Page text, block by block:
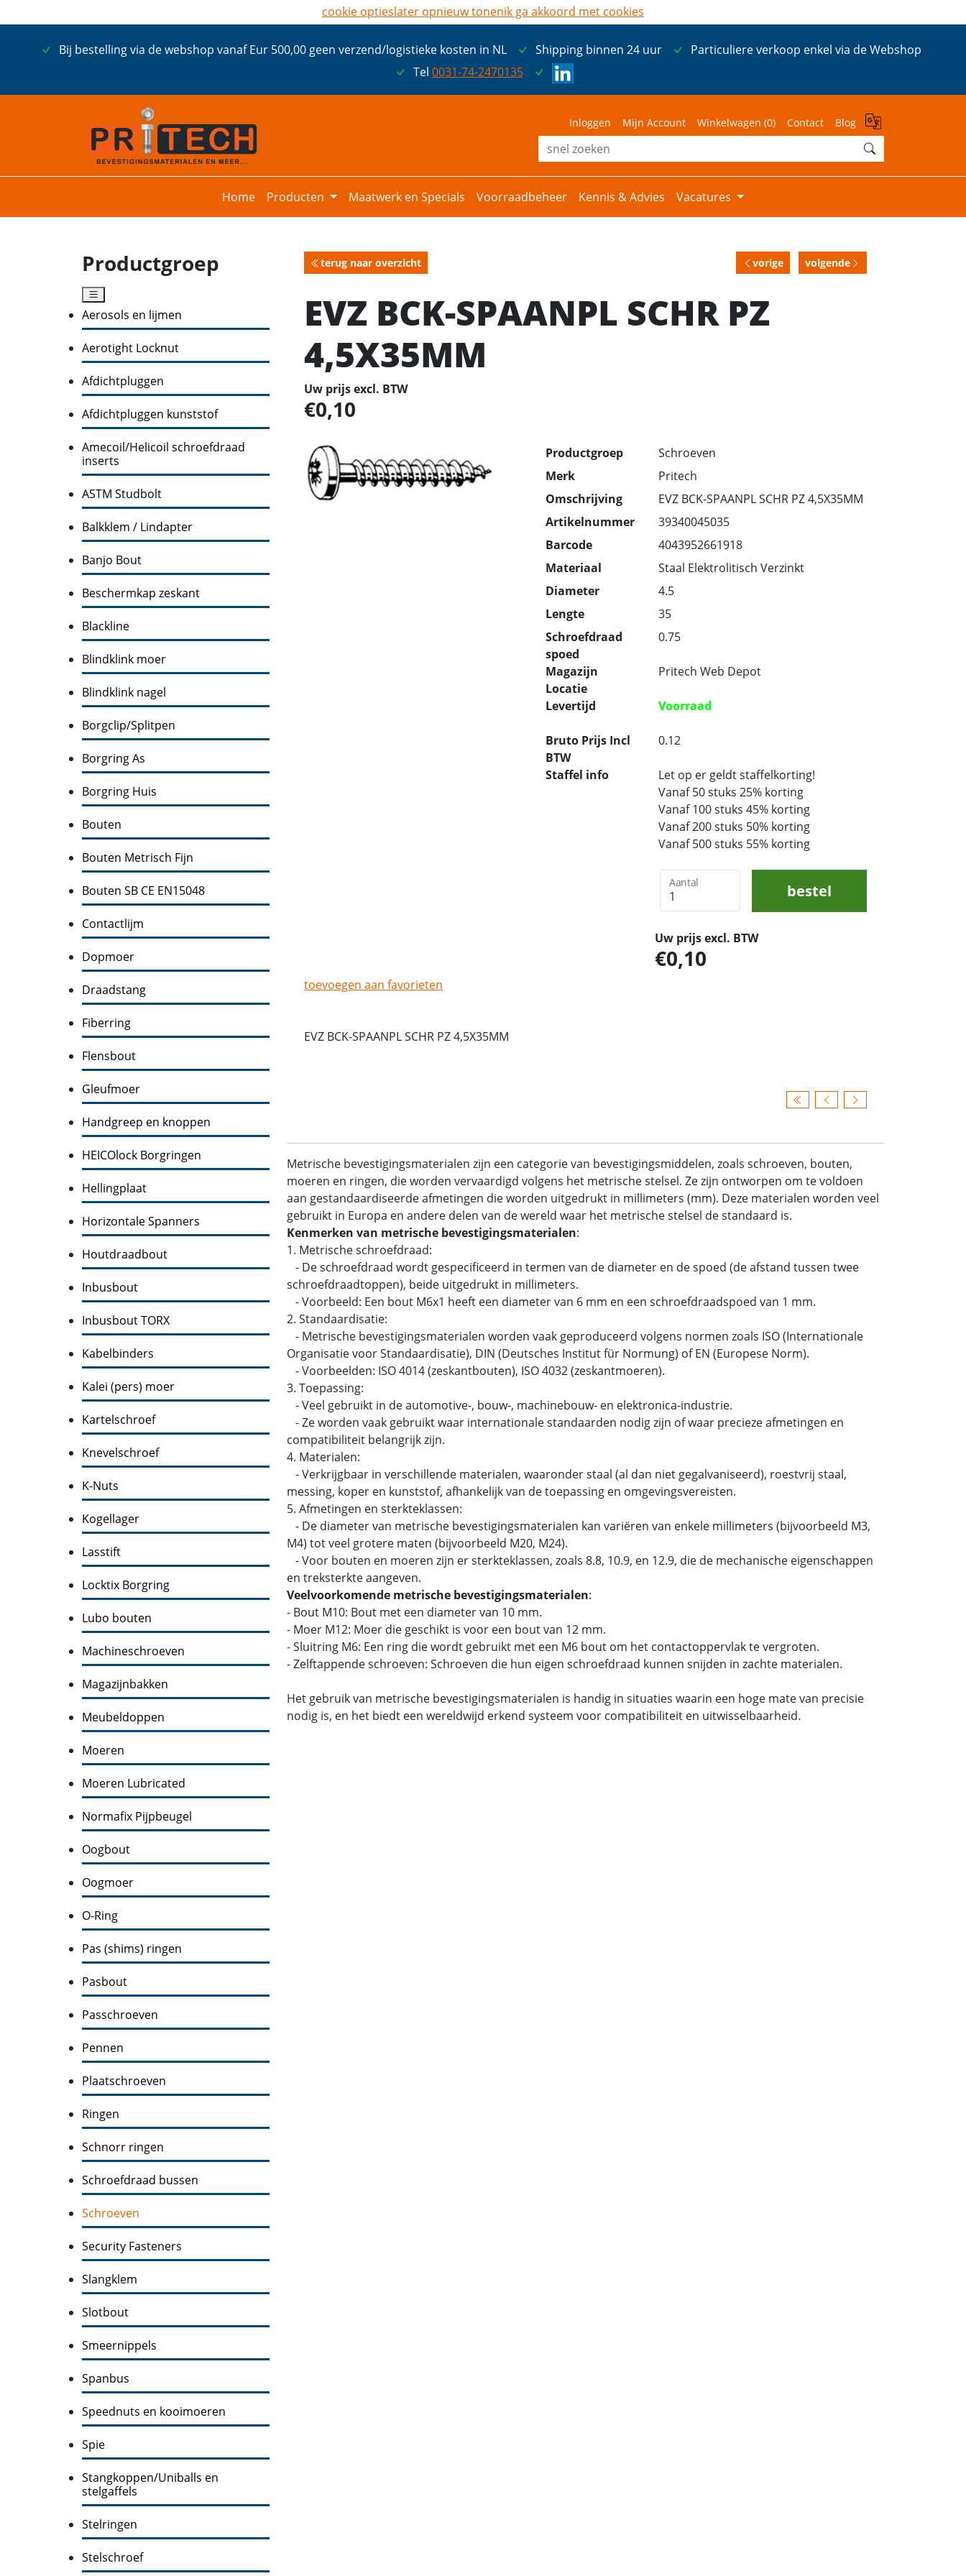
Bij bestelling via de webshop vanaf Eur 500,00 geen verzend/logistieke kosten in NL Shipping binnen 24 uur
Particuliere verkoop enkel via de Webshop
Tel 0031-74-2470135
Inloggen Mijn Account Winkelwagen (0) Contact Blog
Home Producten Maatwerk en Specials Voorraadbeheer Kennis & Advies Vacatures
Productgroep
Aerosols en lijmen
Aerotight Locknut
Afdichtpluggen
Afdichtpluggen kunststof
Amecoil/Helicoil schroefdraad
inserts
ASTM Studbolt
Balkklem / Lindapter
Banjo Bout
Beschermkap zeskant
Blackline
Blindklink moer
Blindklink nagel
Borgclip/Splitpen
Borgring As
Borgring Huis
Bouten
Bouten Metrisch Fijn
Bouten SB CE EN15048
Contactlijm
Dopmoer
Draadstang
Fiberring
Flensbout
Gleufmoer
Handgreep en knoppen
HEICOlock Borgringen
Hellingplaat
Horizontale Spanners
Houtdraadbout
Inbusbout
Inbusbout TORX
Kabelbinders
Kalei (pers) moer
Kartelschroef
Knevelschroef
K-Nuts
Kogellager
Lasstift
Locktix Borgring
Lubo bouten
Machineschroeven
Magazijnbakken
Meubeldoppen
Moeren
Moeren Lubricated
Normafix Pijpbeugel
Oogbout
Oogmoer
O-Ring
Pas (shims) ringen
Pasbout
Passchroeven
Pennen
Plaatschroeven
Ringen
Schnorr ringen
Schroefdraad bussen
Schroeven
Security Fasteners
Slangklem
Slotbout
Smeernippels
Spanbus
Speednuts en kooimoeren
Spie
Stangkoppen/Uniballs en
stelgaffels
Stelringen
Stelschroef
terug naar overzicht vorige volgende
EVZ BCK-SPAANPL SCHR PZ
4,5X35MM
Uw prijs excl. BTW
0,10
Productgroep
Schroeven
Merk
Pritech
Omschrijving
EVZ BCK-SPAANPL SCHR PZ 4,5X35MM
Artikelnummer
39340045035
Barcode
4043952661918
Materiaal
Staal Elektrolitisch Verzinkt
Diameter
4.5
Lengte
35
Schroefdraad
spoed
0.75
Magazijn
Locatie
Pritech Web Depot
Levertijd Voorraad
Bruto Prijs Incl
BTW
0.12
Staffel info
Let op er geldt staffelkorting!
Vanaf 50 stuks 25% korting
Vanaf 100 stuks 45% korting
Vanaf 200 stuks 50% korting
Vanaf 500 stuks 55% korting
Aantal bestel
Uw prijs excl. BTW
0,10
toevoegen aan favorieten
EVZ BCK-SPAANPL SCHR PZ 4,5X35MM
Metrische bevestigingsmaterialen zijn een categorie van bevestigingsmiddelen, zoals schroeven, bouten,
moeren en ringen, die worden vervaardigd volgens het metrische stelsel. Ze zijn ontworpen om te voldoen
aan gestandaardiseerde afmetingen die worden uitgedrukt in millimeters (mm). Deze materialen worden veel
gebruikt in Europa en andere delen van de wereld waar het metrische stelsel de standaard is.
Kenmerken van metrische bevestigingsmaterialen:
1. Metrische schroefdraad:
- De schroefdraad wordt gespecificeerd in termen van de diameter en de spoed (de afstand tussen twee
schroefdraadtoppen), beide uitgedrukt in millimeters.
- Voorbeeld: Een bout M6x1 heeft een diameter van 6 mm en een schroefdraadspoed van 1 mm.
2. Standaardisatie:
- Metrische bevestigingsmaterialen worden vaak geproduceerd volgens normen zoals ISO (Internationale
Organisatie voor Standaardisatie), DIN (Deutsches Institut für Normung) of EN (Europese Norm).
- Voorbeelden: ISO 4014 (zeskantbouten), ISO 4032 (zeskantmoeren).
3. Toepassing:
- Veel gebruikt in de automotive-, bouw-, machinebouw- en elektronica-industrie.
- Ze worden vaak gebruikt waar internationale standaarden nodig zijn of waar precieze afmetingen en
compatibiliteit belangrijk zijn.
4. Materialen:
- Verkrijgbaar in verschillende materialen, waaronder staal (al dan niet gegalvaniseerd), roestvrij staal,
messing, koper en kunststof, afhankelijk van de toepassing en omgevingsvereisten.
5. Afmetingen en sterkteklassen:
- De diameter van metrische bevestigingsmaterialen kan variëren van enkele millimeters (bijvoorbeeld M3,
M4) tot veel grotere maten (bijvoorbeeld M20, M24).
- Voor bouten en moeren zijn er sterkteklassen, zoals 8.8, 10.9, en 12.9, die de mechanische eigenschappen
en treksterkte aangeven.
Veelvoorkomende metrische bevestigingsmaterialen:
- Bout M10: Bout met een diameter van 10 mm.
- Moer M12: Moer die geschikt is voor een bout van 12 mm.
- Sluitring M6: Een ring die wordt gebruikt met een M6 bout om het contactoppervlak te vergroten.
- Zelftappende schroeven: Schroeven die hun eigen schroefdraad kunnen snijden in zachte materialen.
Het gebruik van metrische bevestigingsmaterialen is handig in situaties waarin een hoge mate van precisie
nodig is, en het biedt een wereldwijd erkend systeem voor compatibiliteit en uitwisselbaarheid.
cookie optieslater opnieuw tonenik ga akkoord met cookies